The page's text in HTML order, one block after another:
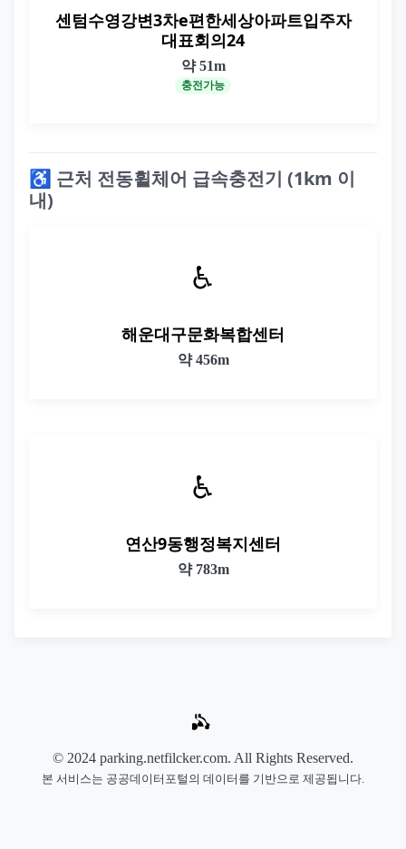
센텀수영강변3차e편한세상아파트입주자
대표회의24
약 51m
충전가능
♿ 근처 전동휠체어 급속충전기 (1km 이
내)
♿
해운대구문화복합센터
약 456m
♿
연산9동행정복지센터
약 783m
© 2024 parking.netfilcker.com. All Rights Reserved.
본 서비스는 공공데이터포털의 데이터를 기반으로 제공됩니다.